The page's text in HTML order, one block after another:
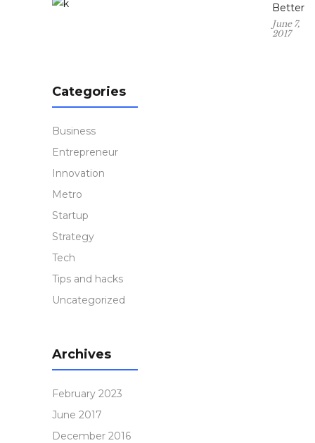
Better
June 7,
2017
Categories
Business
Entrepreneur
Innovation
Metro
Startup
Strategy
Tech
Tips and hacks
Uncategorized
Archives
February 2023
June 2017
December 2016